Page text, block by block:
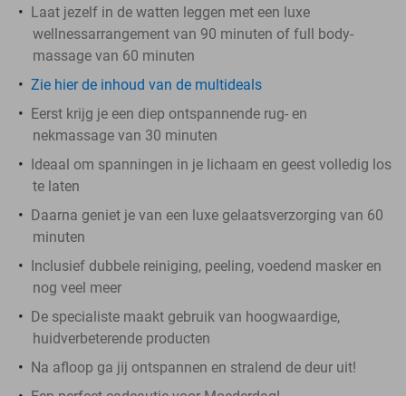
Laat jezelf in de watten leggen met een luxe
wellnessarrangement van 90 minuten of full body-
massage van 60 minuten
Zie hier de inhoud van de multideals
Eerst krijg je een diep ontspannende rug- en
nekmassage van 30 minuten
Ideaal om spanningen in je lichaam en geest volledig los
te laten
Daarna geniet je van een luxe gelaatsverzorging van 60
minuten
Inclusief dubbele reiniging, peeling, voedend masker en
nog veel meer
De specialiste maakt gebruik van hoogwaardige,
huidverbeterende producten
Na afloop ga jij ontspannen en stralend de deur uit!